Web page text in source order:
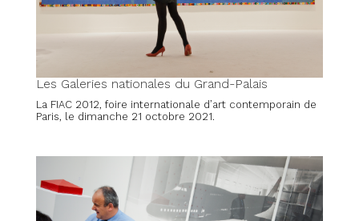
Les Galeries nationales du Grand-Palais
La FIAC 2012, foire internationale d’art contemporain de
Paris, le dimanche 21 octobre 2021.